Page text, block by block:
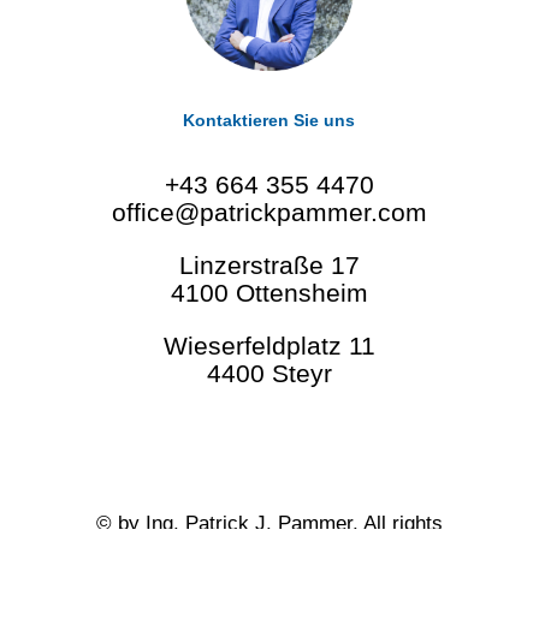
Kontaktieren Sie uns
+43 664 355 4470
office@patrickpammer.com
Linzerstraße 17
4100 Ottensheim
Wieserfeldplatz 11
4400 Steyr
©by Ing. Patrick J. Pammer. All rights